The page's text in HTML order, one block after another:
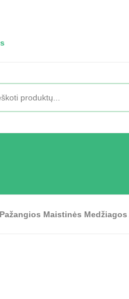
Pažangios Maistinės